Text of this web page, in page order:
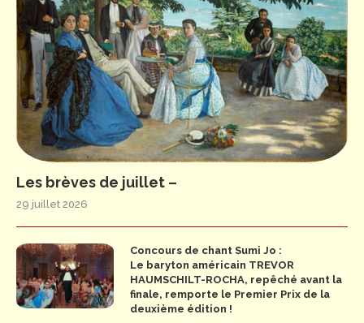
Les brèves de juillet –
29 juillet 2026
Concours de chant Sumi Jo :
Le baryton américain TREVOR
HAUMSCHILT-ROCHA, repêché avant la
finale, remporte le Premier Prix de la
deuxième édition !